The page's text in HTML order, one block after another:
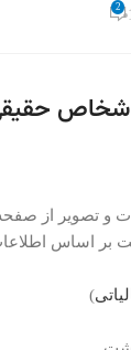
2
اشخاص
و تصویر از
بر اساس
)